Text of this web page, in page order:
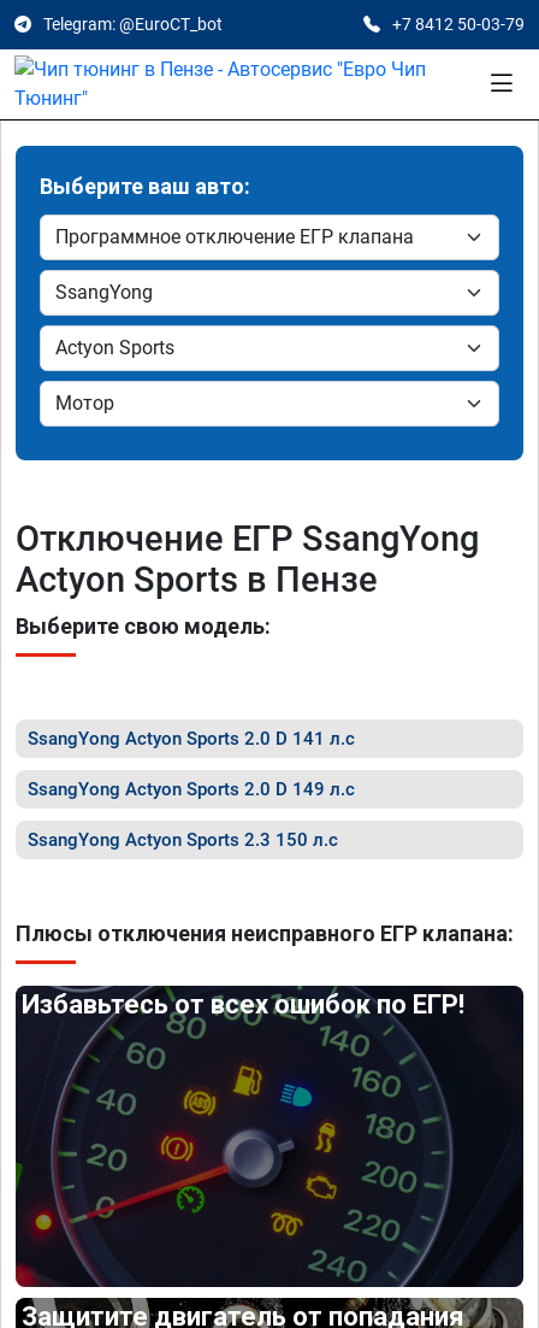
Telegram: @EuroCT_bot +7 8412 50-03-79
Выберите ваш авто:
Отключение ЕГР SsangYong
Actyon Sports в Пензе
Выберите свою модель:
SsangYong Actyon Sports 2.0 D 141 л.с
SsangYong Actyon Sports 2.0 D 149 л.с
SsangYong Actyon Sports 2.3 150 л.с
Плюсы отключения неисправного ЕГР клапана:
Избавьтесь от всех ошибок по ЕГР!
Защитите двигатель от попадания